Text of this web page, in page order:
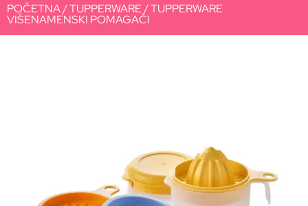
POČETNA/TUPPERWARE/ TUPPERWARE
VIŠENAMENSKI POMAGAČI